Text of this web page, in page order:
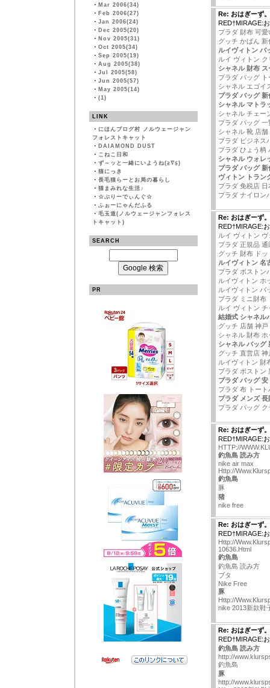
・ Mar 2006(34)
・ Feb 2006(27)
・ Jan 2006(24)
・ Dec 2005(20)
・ Nov 2005(31)
・ Oct 2005(34)
・ Sep 2005(19)
・ Aug 2005(38)
・ Jul 2005(58)
・ Jun 2005(57)
・ May 2005(14)
・ (1)
LINK
・ にほんブログ村 ノルウェージャン
フォレストキャット
・ DAIAMOND DUST
・ こねこ日和
・ ず～ッと一緒にいようね(≧∇≦)
・ 猫にっき
・ 長毛猫らーとお局の暮らし
・ 猫まみれな生活♪
・ ☆ぶりーでぃんぐ☆
・ ふぉーにゃんだふる
・ 毛玉道(ノルウェージャンフォレス
トキャット)
SEARCH
PR
Re: おはぎーず。
RED†MIRAGE:
プラダ 財布 可愛
グッチ かばん 新
ルイヴィトン バ
ルイ ヴィトン
シャネル 財布
プラダ バッグ ト
シャネル エゴイ
プラダ バッグ 新
シャネル マトラ
シャネル チェー
プラダ バッグ 一
シャネル 靴 店舗
プラダ ビジネス
プラダ ひょう柄
シャネル ウォレ
プラダ バッグ
ヴィトン トラン
プラダ 免税店 日
プラダ ナイロン
Re: おはぎーず。
RED†MIRAGE:
ルイ ヴィトン
プラダ 正規品 通
グッチ 財布 ドッ
ルイヴィトン 名
プラダ ボストン
ルイヴィトン ホ
ルイヴィトン バ
プラダ ミニ財布
ルイ ヴィトン チ
結婚式 シャネル
グッチ 店舗 神戸
シャネル 財布
シャネル バッグ
グッチ 直営店 神
ルイヴィトン 財
プラダ ボストン
プラダ バッグ 安
プラダ 布 トート
プラダ メンズ 長
プラダ バッグ
Re: おはぎーず。
RED†MIRAGE:
HTTP://
釣魚島 読み方
nike air max
Http://
釣魚島
豚
猪
nike free
Re: おはぎーず。
RED†MIRAGE:
Http://
10636.Html
釣魚島
釣魚島 読み方
ブタ
Nike Free
豚
Http://
nike 2013新款鞋
Re: おはぎーず。
RED†MIRAGE:
釣魚島 読み方
http://
釣魚島
豚
http://